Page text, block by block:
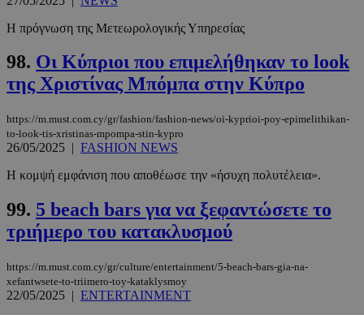
Η πρόγνωση της Μετεωρολογικής Υπηρεσίας
98. Οι Κύπριοι που επιμελήθηκαν το look
της Xριστίνας Μπόμπα στην Κύπρο
https://m.must.com.cy/gr/fashion/fashion-news/oi-kyprioi-poy-epimelithikan-
to-look-tis-xristinas-mpompa-stin-kypro
26/05/2025 | FASHION NEWS
Η κομψή εμφάνιση που αποθέωσε την «ήσυχη πολυτέλεια».
99. 5 beach bars για να ξεφαντώσετε το
τριήμερο του κατακλυσμού
https://m.must.com.cy/gr/culture/entertainment/5-beach-bars-gia-na-
xefantwsete-to-triimero-toy-kataklysmoy
22/05/2025 | ENTERTAINMENT